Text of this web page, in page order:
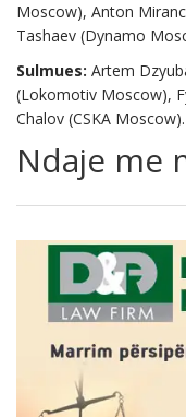
Moscow), Anton
Tashaev (Dynamo
Sulmues: Artem
(Lokomotiv Moscow),
Chalov (CSKA Moscow).
Ndaje me